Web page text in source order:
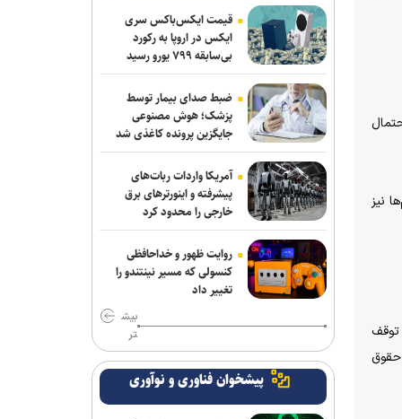
نیز
توقف
حقوق
ربیعی سرمربی شاهین بندرعامری شد
اعلام اسامی نامزدهای تایید صلاحیت شده
ریاست فدراسیون بدنسازی و پرورش اندام/
حضور عضو هیات مدیره پرسپولیس
کلباسی به چادرملو پیوست
عالیشاه در یک قدمی گل‌گهر
باقری قراردادش را با پیکان تمدید کرد
بیانی: ۴۰۰ هزار دلار صرف وکلای خارجی
شد تا پنجره استقلال باز نشود/ رضاییان به
خانلرخانی: پاداش تکواندوکاران با تلاشی
می‌کنند همخوانی ندارد/ سلیمی: کار اصلی
قیمت ایکس‌باکس سری
ایکس در اروپا به رکورد
بی‌سابقه ۷۹۹ یورو رسید
ضبط صدای بیمار توسط
پزشک؛ هوش مصنوعی
جایگزین پرونده کاغذی شد
آمریکا واردات ربات‌های
پیشرفته و اینورترهای برق
خارجی را محدود کرد
روایت ظهور و خداحافظی
کنسولی که مسیر نینتندو را
تغییر داد
بیش
تر
پیشخوان فناوری و نوآوری